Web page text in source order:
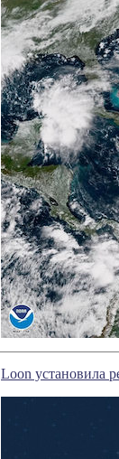
Loon установила